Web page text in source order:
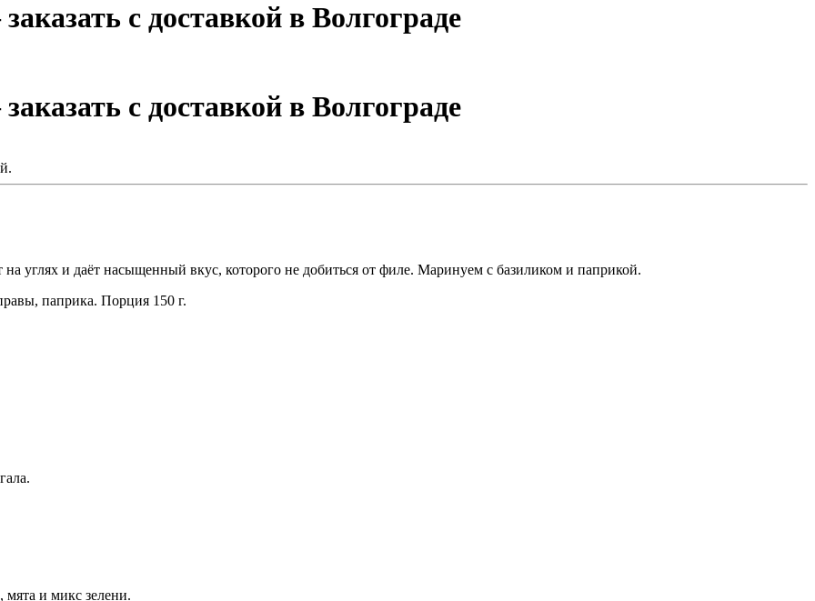
с доставкой в Волгограде
с доставкой в Волгограде
углях и даёт насыщенный вкус, которого не добиться от филе. Маринуем с базиликом и паприкой.
паприка. Порция 150 г.
и микс зелени.